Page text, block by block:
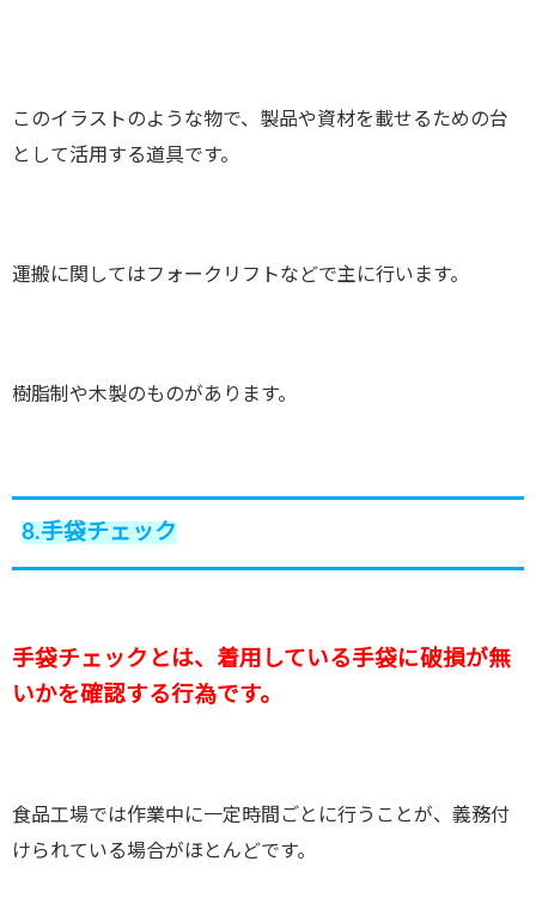
このイラストのような物で、製品や資材を載せるための台
として活用する道具です。
運搬に関してはフォークリフトなどで主に行います。
樹脂制や木製のものがあります。
8.手袋チェック
手袋チェックとは、着用している手袋に破損が無
いかを確認する行為です。
食品工場では作業中に一定時間ごとに行うことが、義務付
けられている場合がほとんどです。